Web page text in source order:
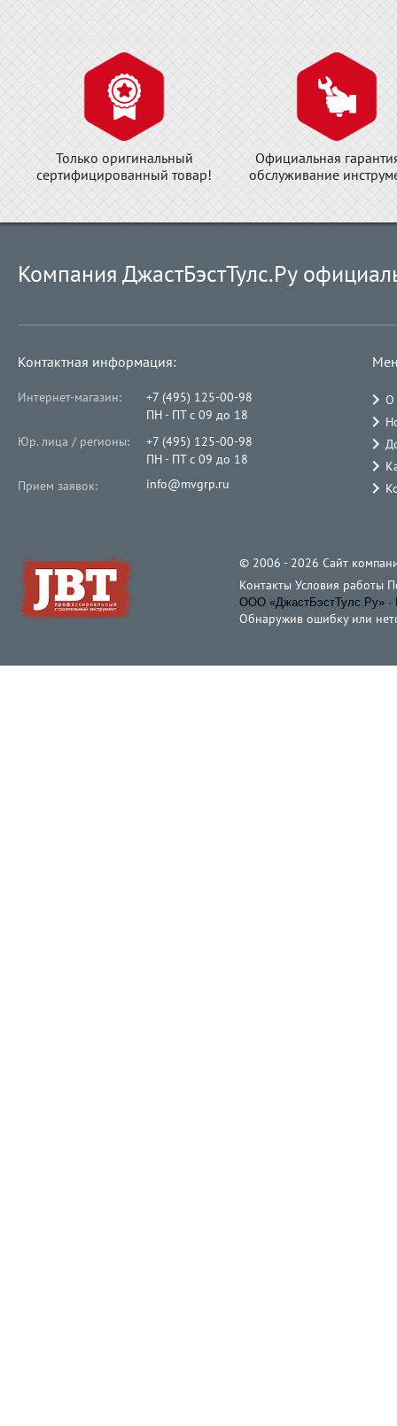
Только оригинальный
сертифицированный товар!
Официальная
обслуживание
Компания ДжастБэстТулс.Ру
Контактная информация:
Интернет-магазин:
+7 (495) 125-00-98
ПН - ПТ с 09 до 18
Юр. лица / регионы:
+7 (495) 125-00-98
ПН - ПТ с 09 до 18
Прием заявок:
info@mvgrp.ru
О
© 2006 - 2026 Cайт
Контакты Условия работы
ООО «ДжастБэстТулс.Ру» ·
Обнаружив ошибку или